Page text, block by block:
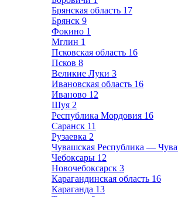
Брянская область 17
Брянск 9
Фокино 1
Мглин 1
Псковская область 16
Псков 8
Великие Луки 3
Ивановская область 16
Иваново 12
Шуя 2
Республика Мордовия 16
Саранск 11
Рузаевка 2
Чувашская Республика —
Чебоксары 12
Новочебоксарск 3
Карагандинская область 16
Караганда 13